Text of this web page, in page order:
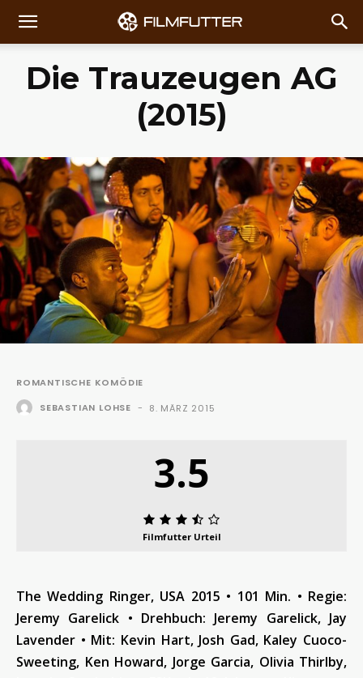
Die Trauzeugen AG
(2015)
ROMANTISCHE KOMÖDIE
SEBASTIAN LOHSE - 8. MÄRZ 2015
3.5
Filmfutter Urteil
The Wedding Ringer, USA 2015 • 101 Min. • Regie:
Jeremy Garelick • Drehbuch: Jeremy Garelick, Jay
Lavender • Mit: Kevin Hart, Josh Gad, Kaley Cuoco-
Sweeting, Ken Howard, Jorge Garcia, Olivia Thirlby,